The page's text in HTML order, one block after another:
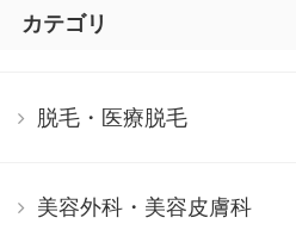
カテゴリ
脱毛・医療脱毛
美容外科・美容皮膚科